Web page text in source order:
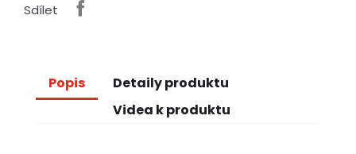
Sdílet
Popis
Detaily produktu
Videa k produktu